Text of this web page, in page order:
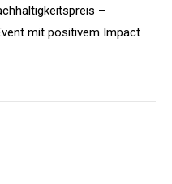
–
mit positivem Impact